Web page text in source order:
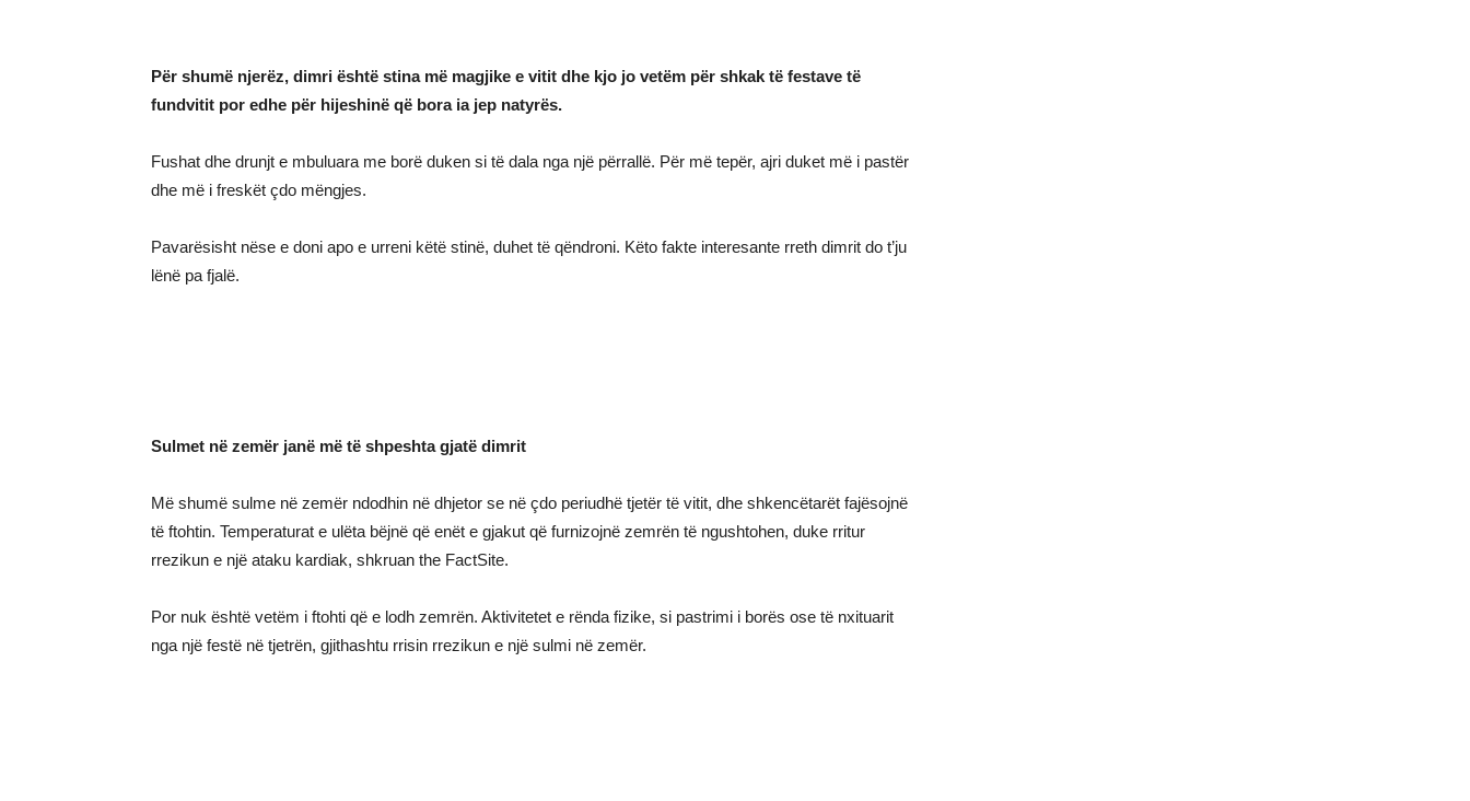
Për shumë njerëz, dimri është stina më magjike e vitit dhe kjo jo vetëm për shkak të festave të
fundvitit por edhe për hijeshinë që bora ia jep natyrës.
Fushat dhe drunjt e mbuluara me borë duken si të dala nga një përrallë. Për më tepër, ajri duket më i pastër
dhe më i freskët çdo mëngjes.
Pavarësisht nëse e doni apo e urreni këtë stinë, duhet të qëndroni. Këto fakte interesante rreth dimrit do t’ju
lënë pa fjalë.
Sulmet në zemër janë më të shpeshta gjatë dimrit
Më shumë sulme në zemër ndodhin në dhjetor se në çdo periudhë tjetër të vitit, dhe shkencëtarët fajësojnë
të ftohtin. Temperaturat e ulëta bëjnë që enët e gjakut që furnizojnë zemrën të ngushtohen, duke rritur
rrezikun e një ataku kardiak, shkruan the FactSite.
Por nuk është vetëm i ftohti që e lodh zemrën. Aktivitetet e rënda fizike, si pastrimi i borës ose të nxituarit
nga një festë në tjetrën, gjithashtu rrisin rrezikun e një sulmi në zemër.